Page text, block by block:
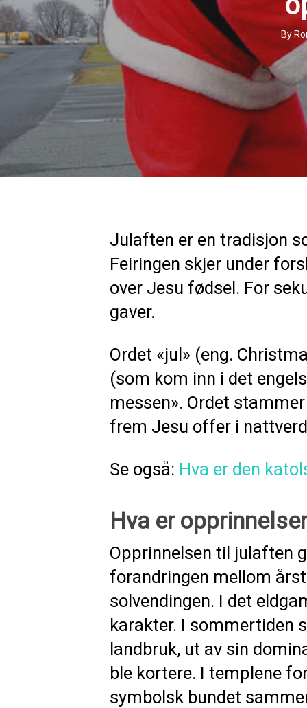
By
Julaften er en tradisjon
Feiringen skjer under
over Jesu fødsel. For
gaver.
Ordet «jul» (eng.
(som kom inn i det
messen». Ordet
frem Jesu offer i
Se også: Hva er den
Hva er
Opprinnelsen til julaften
forandringen mellom
solvendingen. I det
karakter. I sommertiden
landbruk, ut av sin
ble kortere. I templene
symbolsk bundet